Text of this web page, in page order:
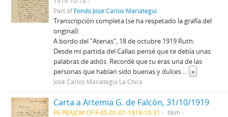
Part ofFondo José Carlos Mariátegui
Transcripción completa (se ha respetado la grafía del
original):
A bordo del "Atenas", 18 de octubre 1919 Ruth:
Desde mi partida del Callao pensé que te debía unas
palabras de adiós. Recordé que tu eras una de las
personas que habían sido buenas y dulces ... »
José Carlos Mariátegui La Chira
Carta a Artemia G. de Falcón, 31/10/1919
PE PEAJCM CF-F-05-01-01-1919-10-31
Item